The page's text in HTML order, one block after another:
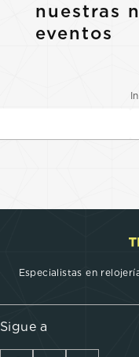
nuestras
eventos
Especialistas en
Sigue a